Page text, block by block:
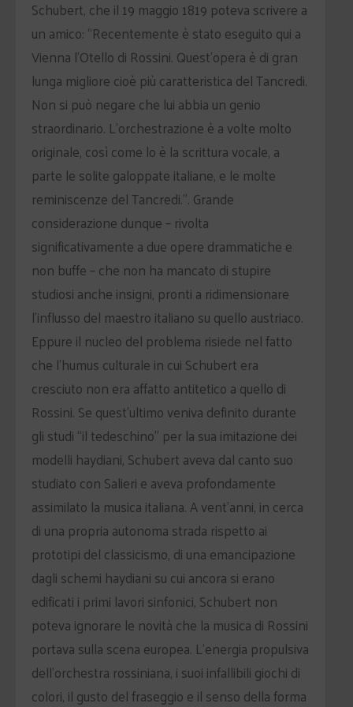
Schubert, che il 19 maggio 1819 poteva scrivere a
un amico: “Recentemente è stato eseguito qui a
Vienna l’Otello di Rossini. Quest’opera è di gran
lunga migliore cioè più caratteristica del Tancredi.
Non si può negare che lui abbia un genio
straordinario. L’orchestrazione è a volte molto
originale, così come lo è la scrittura vocale, a
parte le solite galoppate italiane, e le molte
reminiscenze del Tancredi.”. Grande
considerazione dunque – rivolta
significativamente a due opere drammatiche e
non buffe – che non ha mancato di stupire
studiosi anche insigni, pronti a ridimensionare
l’influsso del maestro italiano su quello austriaco.
Eppure il nucleo del problema risiede nel fatto
che l’humus culturale in cui Schubert era
cresciuto non era affatto antitetico a quello di
Rossini. Se quest’ultimo veniva definito durante
gli studi “il tedeschino” per la sua imitazione dei
modelli haydiani, Schubert aveva dal canto suo
studiato con Salieri e aveva profondamente
assimilato la musica italiana. A vent’anni, in cerca
di una propria autonoma strada rispetto ai
prototipi del classicismo, di una emancipazione
dagli schemi haydiani su cui ancora si erano
edificati i primi lavori sinfonici, Schubert non
poteva ignorare le novità che la musica di Rossini
portava sulla scena europea. L’energia propulsiva
dell’orchestra rossiniana, i suoi infallibili giochi di
colori, il gusto del fraseggio e il senso della forma